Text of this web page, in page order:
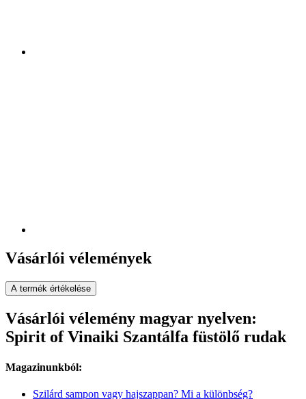
Vásárlói vélemények
A termék értékelése
Vásárlói vélemény magyar nyelven:
Spirit of Vinaiki Szantálfa füstölő rudak
Magazinunkból:
Szilárd sampon vagy hajszappan? Mi a különbség?